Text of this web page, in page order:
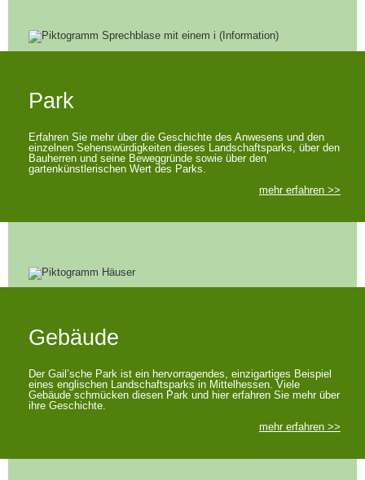
Park
Erfahren Sie mehr über die Geschichte des Anwesens und den
einzelnen Sehenswürdigkeiten dieses Landschaftsparks, über den
Bauherren und seine Beweggründe sowie über den
gartenkünstlerischen Wert des Parks.
mehr erfahren >>
Gebäude
Der Gail’sche Park ist ein hervorragendes, einzigartiges Beispiel
eines englischen Landschaftsparks in Mittelhessen. Viele
Gebäude schmücken diesen Park und hier erfahren Sie mehr über
ihre Geschichte.
mehr erfahren >>